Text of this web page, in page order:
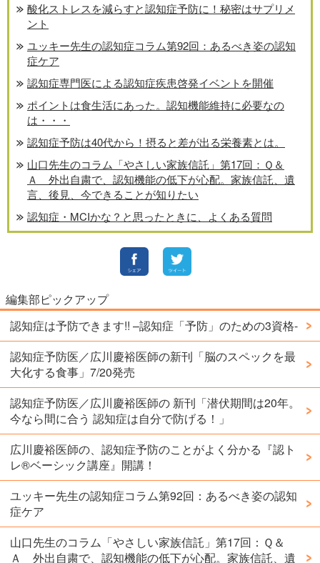
酸化ストレスを減らすと認知症予防に！秘密はサプリメ
ント
ユッキー先生の認知症コラム第92回：あるべき姿の認知
症ケア
認知症専門医による認知症疾患啓発イベントを開催
ポイントは食生活にあった。認知機能維持に必要なの
は・・・
認知症予防は40代から！摂ると差が出る栄養素とは。
山口先生のコラム「やさしい家族信託」第17回：Ｑ＆
Ａ 外出自粛で、認知機能の低下が心配。家族信託、遺
言、後見、今できることが知りたい
認知症・MCIかな？と思ったときに、よくある質問
編集部ピックアップ
認知症は予防できます!! –認知症「予防」のための3資格-
認知症予防医／広川慶裕医師の新刊「脳のスペックを最
大化する食事」7/20発売
認知症予防医／広川慶裕医師の 新刊「潜伏期間は20年。
今なら間に合う 認知症は自分で防げる！」
広川慶裕医師の、認知症予防のことがよく分かる『認ト
レ®️ベーシック講座』開講！
ユッキー先生の認知症コラム第92回：あるべき姿の認知
症ケア
山口先生のコラム「やさしい家族信託」第17回：Ｑ＆
Ａ 外出自粛で、認知機能の低下が心配。家族信託、遺